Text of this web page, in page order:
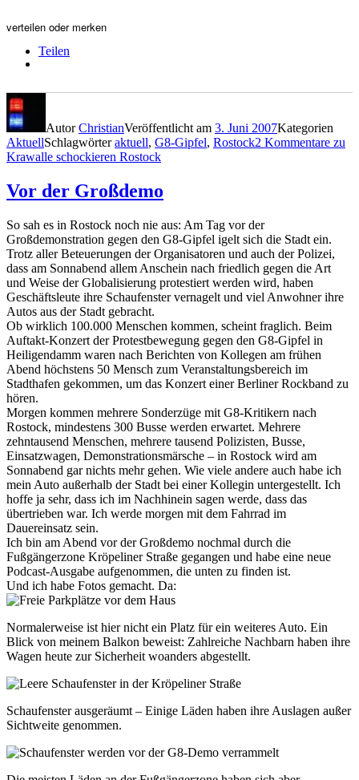
verteilen oder merken
Teilen
AutorChristianVeröffentlicht am 3. Juni 2007Kategorien
AktuellSchlagwörteraktuell, G8-Gipfel, Rostock2 Kommentare zu
Krawalle schockieren Rostock
Vor der Großdemo
So sah es in Rostock noch nie aus: Am Tag vor der
Großdemonstration gegen den G8-Gipfel igelt sich die Stadt ein.
Trotz aller Beteuerungen der Organisatoren und auch der Polizei,
dass am Sonnabend allem Anschein nach friedlich gegen die Art
und Weise der Globalisierung protestiert werden wird, haben
Geschäftsleute ihre Schaufenster vernagelt und viel Anwohner ihre
Autos aus der Stadt gebracht.
Ob wirklich 100.000 Menschen kommen, scheint fraglich. Beim
Auftakt-Konzert der Protestbewegung gegen den G8-Gipfel in
Heiligendamm waren nach Berichten von Kollegen am frühen
Abend höchstens 50 Mensch zum Veranstaltungsbereich im
Stadthafen gekommen, um das Konzert einer Berliner Rockband zu
hören.
Morgen kommen mehrere Sonderzüge mit G8-Kritikern nach
Rostock, mindestens 300 Busse werden erwartet. Mehrere
zehntausend Menschen, mehrere tausend Polizisten, Busse,
Einsatzwagen, Demonstrationsmärsche – in Rostock wird am
Sonnabend gar nichts mehr gehen. Wie viele andere auch habe ich
mein Auto außerhalb der Stadt bei einer Kollegin untergestellt. Ich
hoffe ja sehr, dass ich im Nachhinein sagen werde, dass das
übertrieben war. Ich werde morgen mit dem Fahrrad im
Dauereinsatz sein.
Ich bin am Abend vor der Großdemo nochmal durch die
Fußgängerzone Kröpeliner Straße gegangen und habe eine neue
Podcast-Ausgabe aufgenommen, die unten zu finden ist.
Und ich habe Fotos gemacht. Da:
Normalerweise ist hier nicht ein Platz für ein weiteres Auto. Ein
Blick von meinem Balkon beweist: Zahlreiche Nachbarn haben ihre
Wagen heute zur Sicherheit woanders abgestellt.
Schaufenster ausgeräumt – Einige Läden haben ihre Auslagen außer
Sichtweite genommen.